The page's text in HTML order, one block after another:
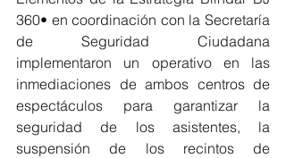
360• en coordinación con la Secretaría
de Seguridad Ciudadana
implementaron un operativo en las
inmediaciones de ambos centros de
espectáculos para garantizar la
seguridad de los asistentes, la
suspensión de los recintos de